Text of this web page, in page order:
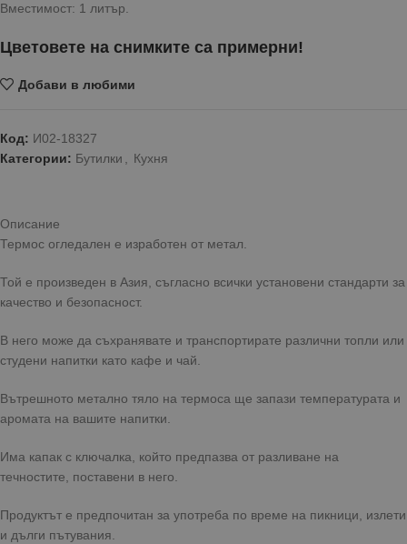
Вместимост: 1 литър.
Цветовете на снимките са примерни!
Добави в любими
Код: И02-18327
Категории: Бутилки , Кухня
Описание
Термос огледален е изработен от метал.
Той е произведен в Азия, съгласно всички установени стандарти за
качество и безопасност.
В него може да съхранявате и транспортирате различни топли или
студени напитки като кафе и чай.
Вътрешното метално тяло на термоса ще запази температурата и
аромата на вашите напитки.
Има капак с ключалка, който предпазва от разливане на
течностите, поставени в него.
Продуктът е предпочитан за употреба по време на пикници, излети
и дълги пътувания.